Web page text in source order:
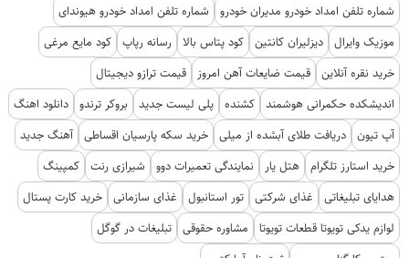
شماره تلفن امداد خودرو مدیران خودرو
شماره تلفن امداد خودرو هیوندای
موزیک وایرال دیزلیران کانتین کود پتاس بالا رسانه رپاپ کود مایع مرغی
خرید نقره آنلاین قیمت ضایعات آهن امروز
قیمت ترازو دیجیتال
اندیشکده حکمرانی هوشمند کشنده پلی لیست جدید بروکر ترندو دانلود اهنگ
آپ تیون دریافت طلای آبشده از میلی خرید سکه پارسیان اقساطی آهنگ جدید
خرید استارز تلگرام هتل یار نمایندگی تعمیرات دوو شیرازی رنت کمپینگ
هدایای تبلیغاتی
غذای شرکتی تور استانبول غذای سازمانی خرید کارت پستال
لوازم یدکی تویوتا قطعات تویوتا
مشاوره حقوقی تبلیغات در گوگل